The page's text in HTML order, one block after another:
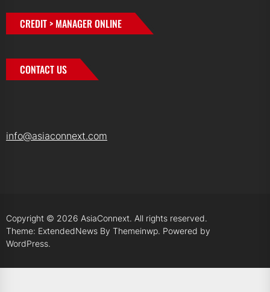
CREDIT > MANAGER ONLINE
CONTACT US
info@asiaconnext.com
Copyright © 2026 AsiaConnext. All rights reserved.
Theme: ExtendedNews By Themeinwp. Powered by
WordPress.